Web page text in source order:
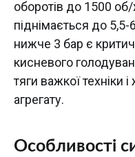
оборотів до 1500
піднімається до
нижче 3 бар є
кисневого
тяги важкої техніки
агрегату.
Особливості